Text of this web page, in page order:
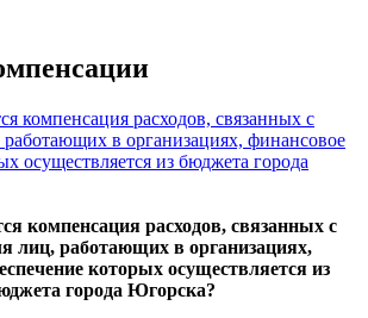
компенсация расходов, связанных с
работающих в организациях, финансовое
осуществляется из бюджета города
компенсация расходов, связанных с
лиц, работающих в организациях,
которых осуществляется из
города Югорска?